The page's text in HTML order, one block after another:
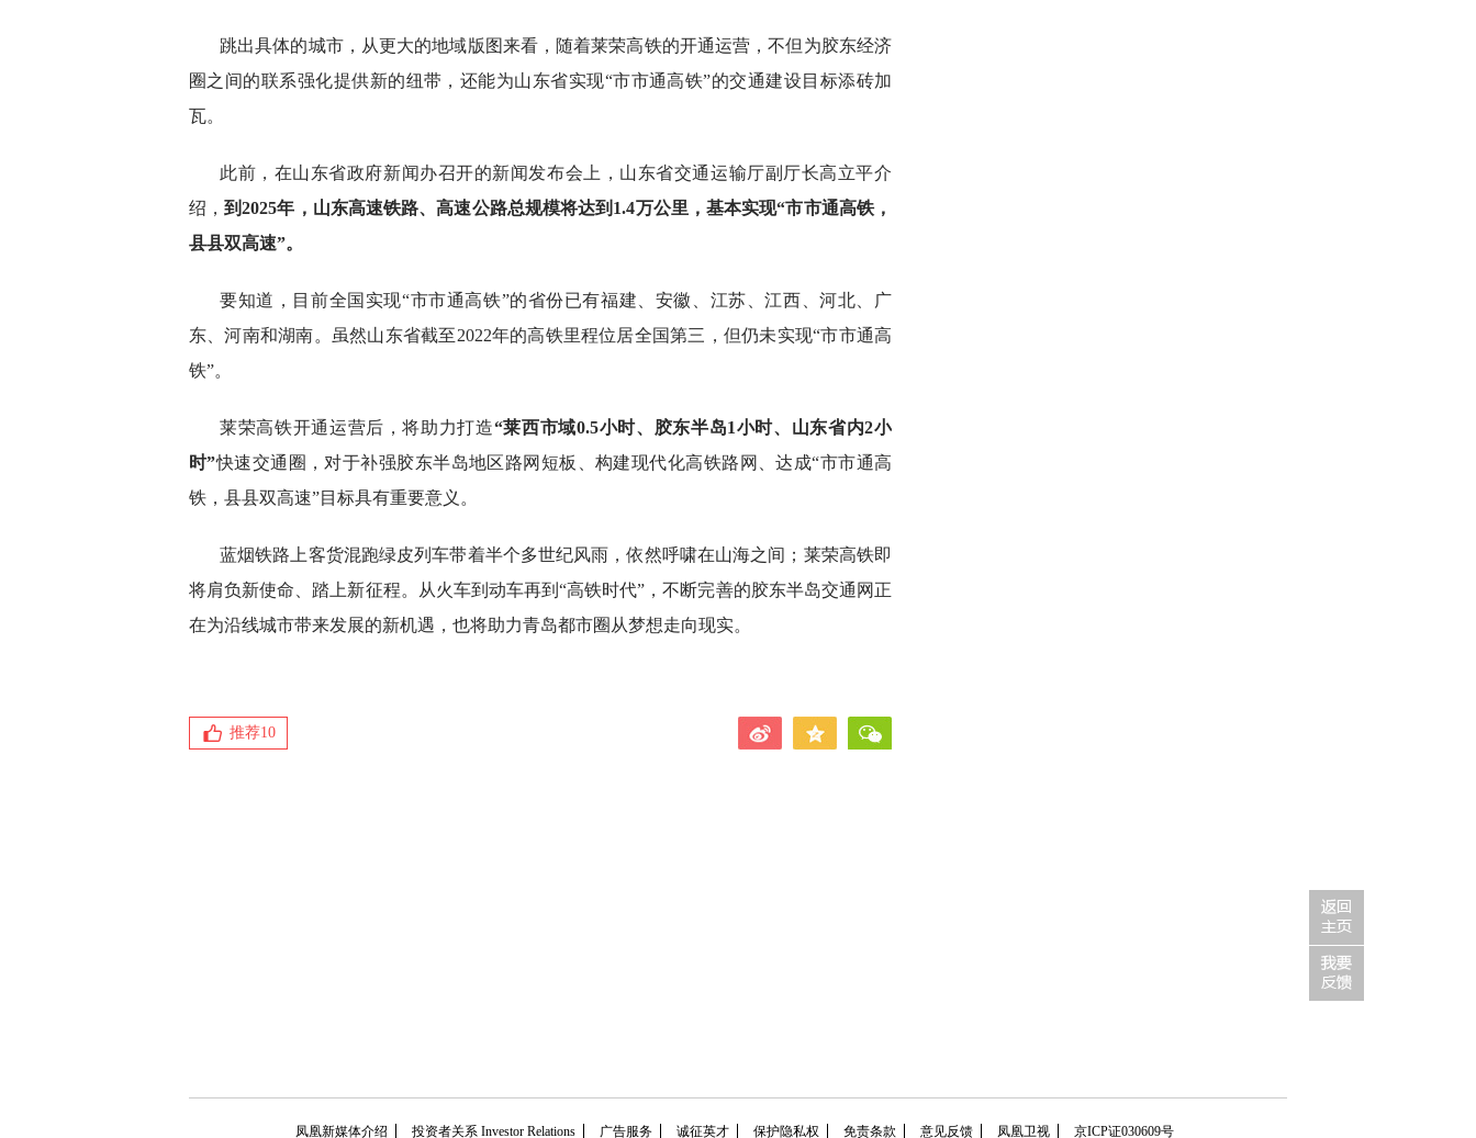
跳出具体的城市，从更大的地域版图来看，随着莱荣高铁的开通运营，不但为胶东经济
圈之间的联系强化提供新的纽带，还能为山东省实现“市市通高铁”的交通建设目标添砖加
瓦。
此前，在山东省政府新闻办召开的新闻发布会上，山东省交通运输厅副厅长高立平介
绍，到2025年，山东高速铁路、高速公路总规模将达到1.4万公里，基本实现“市市通高铁，
县县双高速”。
要知道，目前全国实现“市市通高铁”的省份已有福建、安徽、江苏、江西、河北、广
东、河南和湖南。虽然山东省截至2022年的高铁里程位居全国第三，但仍未实现“市市通高
铁”。
莱荣高铁开通运营后，将助力打造“莱西市域0.5小时、胶东半岛1小时、山东省内2小
时”快速交通圈，对于补强胶东半岛地区路网短板、构建现代化高铁路网、达成“市市通高
铁，县县双高速”目标具有重要意义。
蓝烟铁路上客货混跑绿皮列车带着半个多世纪风雨，依然呼啸在山海之间；莱荣高铁即
将肩负新使命、踏上新征程。从火车到动车再到“高铁时代”，不断完善的胶东半岛交通网正
在为沿线城市带来发展的新机遇，也将助力青岛都市圈从梦想走向现实。
推荐10
凤凰新媒体介绍 投资者关系 Investor Relations 广告服务 诚征英才 保护隐私权 免责条款 意见反馈 凤凰卫视 京ICP证030609号